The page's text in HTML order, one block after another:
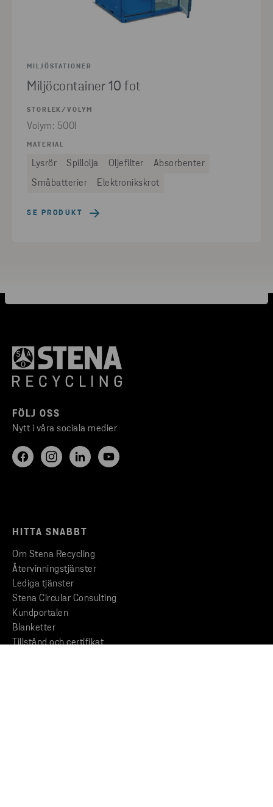
MILJÖSTATIONER
Miljöcontainer 10 fot
STORLEK/VOLYM
Volym: 500l
MATERIAL
Lysrör Spillolja Oljefilter
Absorbenter
Småbatterier
Elektronikskrot
SE PRODUKT
FÖLJ OSS
Nytt i våra sociala medier
HITTA SNABBT
Om Stena Recycling
Återvinningstjänster
Lediga tjänster
Stena Circular Consulting
Kundportalen
Blanketter
Tillstånd och certifikat